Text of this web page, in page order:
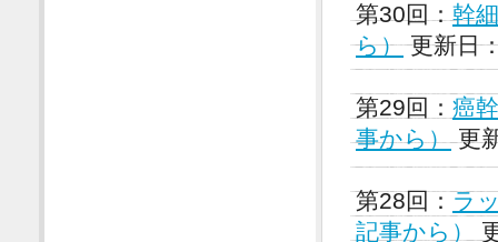
第30回：幹
ら）更新日
第29回： 癌
事から）更
第28回：ラ
記事から）